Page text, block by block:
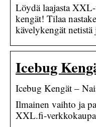
Löydä laajasta
kengät! Tilaa
kävelykengät netistä
Icebug
Icebug Kengät –
Ilmainen vaihto ja
XXL.fi-